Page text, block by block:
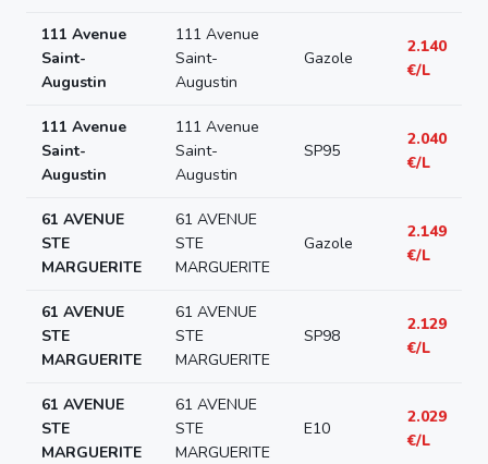
111 Avenue
Saint-
Augustin
111 Avenue
Saint-
Augustin
Gazole
2.140
€/L
111 Avenue
Saint-
Augustin
111 Avenue
Saint-
Augustin
SP95
2.040
€/L
61 AVENUE
STE
MARGUERITE
61 AVENUE
STE
MARGUERITE
Gazole
2.149
€/L
61 AVENUE
STE
MARGUERITE
61 AVENUE
STE
MARGUERITE
SP98
2.129
€/L
61 AVENUE
STE
MARGUERITE
61 AVENUE
STE
MARGUERITE
E10
2.029
€/L